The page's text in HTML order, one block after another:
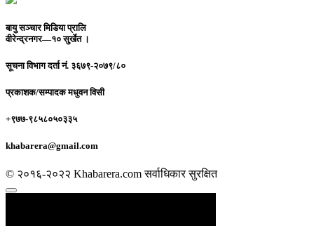
बायु सञ्चार मिडिया प्रालि
वीरेन्द्रनगर—१० सुर्खेत ।
सूचना विभाग दर्ता नं. ३६७९-२०७९/८०
प्रकाशक/सम्पादकमधुवन विसी
+९७७-९८५८०५०३३५
khabarera@gmail.com
© २०१६-२०२२ Khabarera.com सर्वाधिकार सुरक्षित